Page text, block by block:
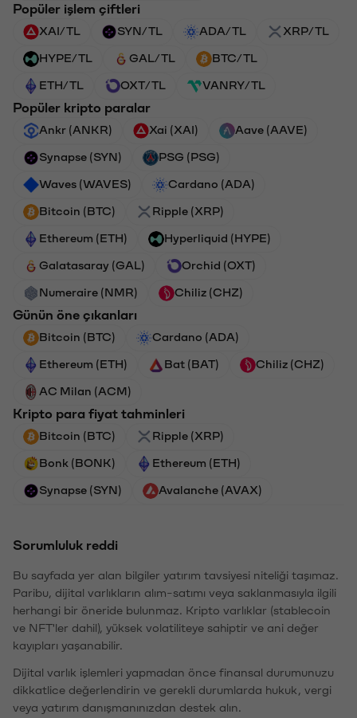
Popüler işlem çiftleri
XAI/TL SYN/TL ADA/TL XRP/TL
HYPE/TL GAL/TL BTC/TL
ETH/TL OXT/TL VANRY/TL
Popüler kripto paralar
Ankr (ANKR) Xai (XAI) Aave (AAVE)
Synapse (SYN) PSG (PSG)
Waves (WAVES) Cardano (ADA)
Bitcoin (BTC) Ripple (XRP)
Ethereum (ETH) Hyperliquid (HYPE)
Galatasaray (GAL) Orchid (OXT)
Numeraire (NMR) Chiliz (CHZ)
Günün öne çıkanları
Bitcoin (BTC) Cardano (ADA)
Ethereum (ETH) Bat (BAT) Chiliz (CHZ)
AC Milan (ACM)
Kripto para fiyat tahminleri
Bitcoin (BTC) Ripple (XRP)
Bonk (BONK) Ethereum (ETH)
Synapse (SYN) Avalanche (AVAX)
Sorumluluk reddi
Bu sayfada yer alan bilgiler yatırım tavsiyesi niteliği taşımaz.
Paribu, dijital varlıkların alım-satımı veya saklanmasıyla ilgili
herhangi bir öneride bulunmaz. Kripto varlıklar (stablecoin
ve NFT'ler dahil), yüksek volatiliteye sahiptir ve ani değer
kayıpları yaşanabilir.
Dijital varlık işlemleri yapmadan önce finansal durumunuzu
dikkatlice değerlendirin ve gerekli durumlarda hukuk, vergi
veya yatırım danışmanınızdan destek alın.